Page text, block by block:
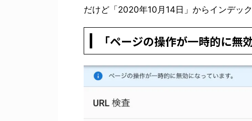
だけど「2020年10月14日」からインデッ
「ページの操作が一時的に無